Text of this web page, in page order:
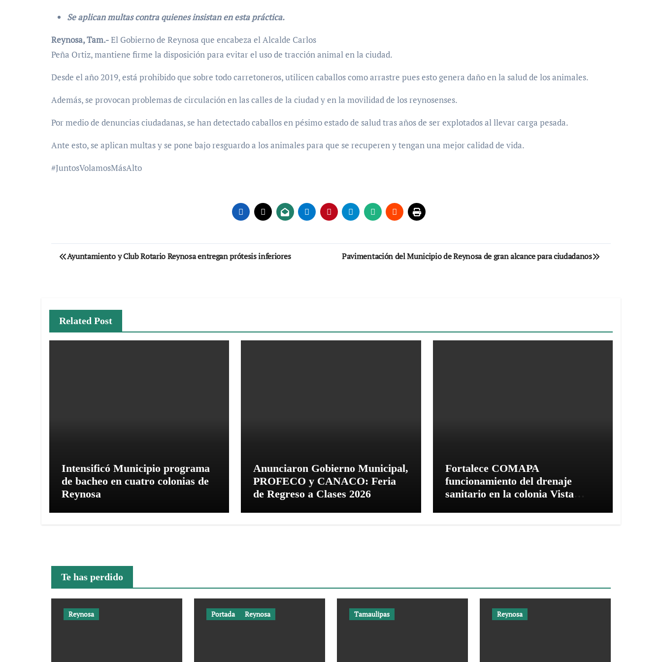
Se aplican multas contra quienes insistan en esta práctica.
Reynosa, Tam.-El Gobierno de Reynosa que encabeza el Alcalde Carlos
Peña Ortiz, mantiene firme la disposición para evitar el uso de tracción animal en la ciudad.
Desde el año 2019, está prohibido que sobre todo carretoneros, utilicen caballos como arrastre pues esto genera daño en la salud de los animales.
Además, se provocan problemas de circulación en las calles de la ciudad y en la movilidad de los reynosenses.
Por medio de denuncias ciudadanas, se han detectado caballos en pésimo estado de salud tras años de ser explotados al llevar carga pesada.
Ante esto, se aplican multas y se pone bajo resguardo a los animales para que se recuperen y tengan una mejor calidad de vida.
#JuntosVolamosMásAlto
Navegación
Ayuntamiento y Club Rotario Reynosa entregan prótesis inferiores Pavimentación del Municipio de Reynosa de gran alcance para ciudadanos
Related Post
Intensificó Municipio programa
de bacheo en cuatro colonias de
Reynosa
Anunciaron Gobierno Municipal,
PROFECO y CANACO: Feria
de Regreso a Clases 2026
Fortalece COMAPA
funcionamiento del drenaje
sanitario en la colonia Vista
Te has perdido
Reynosa Portada Reynosa Tamaulipas Reynosa